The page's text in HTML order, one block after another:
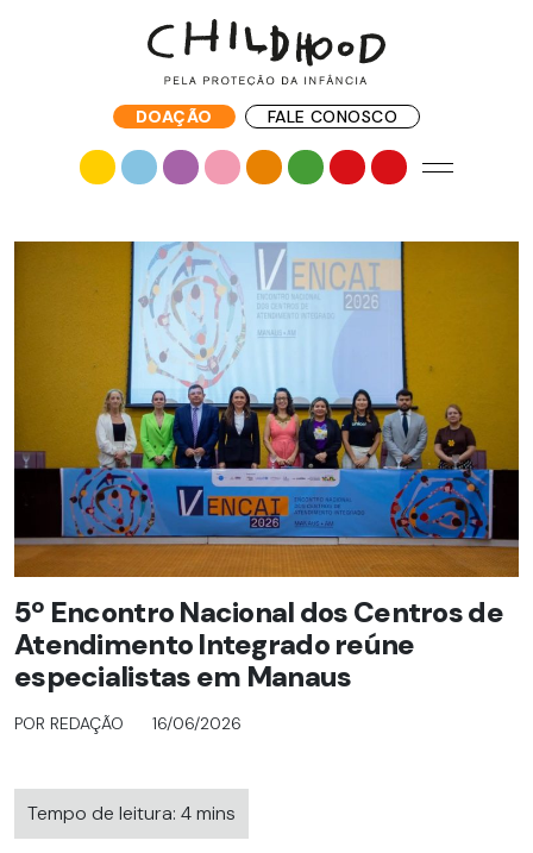
DOAÇÃO FALE CONOSCO
5º Encontro Nacional dos Centros de
Atendimento Integrado reúne
especialistas em Manaus
POR REDAÇÃO 16/06/2026
Tempo de leitura: 4 mins